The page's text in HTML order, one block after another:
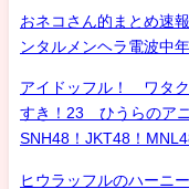
おネコさん的まとめ速
ンタルメンヘラ電波中
アイドッフル！ ワタ
すき！23 ひうらのア
SNH48！JKT48！
ヒウラッフルのハーニ